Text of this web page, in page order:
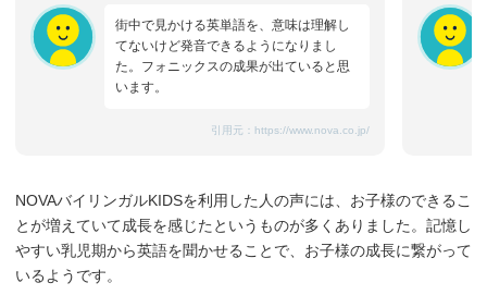
街中で見かける英単語を、意味は理解し
てないけど発音できるようになりまし
た。フォニックスの成果が出ていると思
います。
引用元： https://www.nova.co.jp/
NOVAバイリンガルKIDSを利用した人の声には、お子様のできるこ
とが増えていて成長を感じたというものが多くありました。記憶し
やすい乳児期から英語を聞かせることで、お子様の成長に繋がって
いるようです。